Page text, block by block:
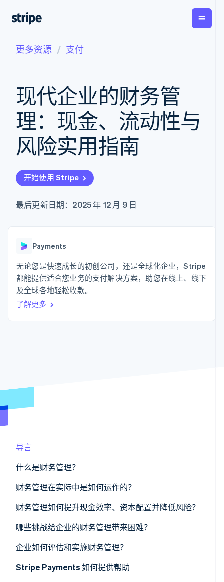
支付
在线支付
Payment links
无代码支付
Checkout
预构建支付界
面
Elements
Payment
methods
接入 125+ 种支
Authorization
支付成功率优
Link
加速结账
经常性收入
Metronome
按用量计费
Subscriptions
订阅管理
Invoicing
一次性或定期
Tax
销售税和增值
Recognition
Stripe Sigma
Global
Payouts
向第三
方打款
更多
Product roadmap
碳移除
立即观看
按企业阶段
按应用场景
智能体商务
加密货币
嵌入式金融
财务自动化
全球化企业
交易市场
按行业
AI 企业
酒店、旅游与休闲
文档
库与 SDK
Stripe Apps
指南
实施预置结账流程
构建平台或交易市场
管理订阅
发行稳定币支持的支付卡
资源
应用集成
代码示例
学习
指南
支持
获取支持
专业服务
公司
产品路线图
Stripe Press
联系销售
更多资源 支付
现代企业的财务管
理：现金、流动性与
风险实用指南
开始使用 Stripe
最后更新日期：2025 年 12 月 9 日
Payments
无论您是快速成长的初创公司，还是全球化企业，Stripe
都能提供适合您业务的支付解决方案，助您在线上、线下
及全球各地轻松收款。
了解更多
导言
什么是财务管理？
财务管理在实际中是如何运作的？
现金状况
现金预测
流动性规划
财务管理如何提升现金效率、资本配置并降低风险？
现金效率
资本配置
降低风险
哪些挑战给企业的财务管理带来困难？
分散的流动性
跨境市场敞口
企业如何评估和实施财务管理？
Stripe Payments 如何提供帮助